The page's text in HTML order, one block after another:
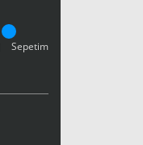
Sepetim